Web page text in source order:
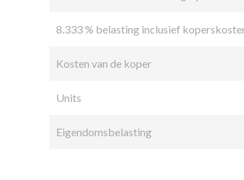
8.333 % belasting inclusief
Kosten van de koper
Units
Eigendomsbelasting